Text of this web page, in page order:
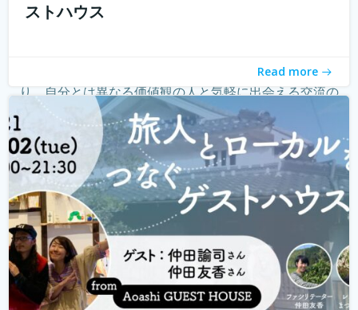
ストハウス
Read more
ゲストハウス。 ローカルな情報が集まる旅先の入り口であ
り、自分とは異なる価値観の人と気軽に出会える交流の
場。 しかし、コロナウィルスの影響で、交流できるゲスト
ハウスに実際に行けることが少なくなり、寂しく感じてい
る旅人もたくさんいらっしゃると...続きを読む